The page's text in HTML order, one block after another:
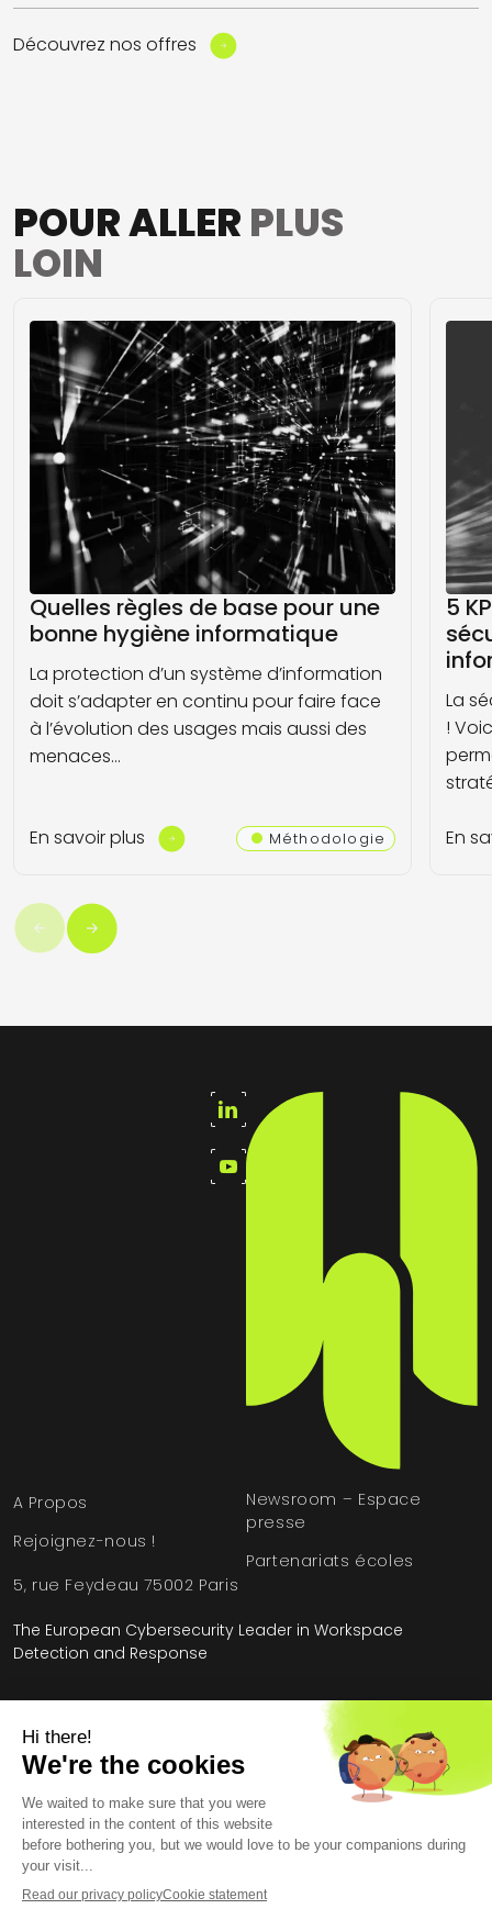
Découvrez nos offres
POUR ALLER PLUS
LOIN
Quelles règles de base pour une
bonne hygiène informatique
La protection d’un système d’information
doit s’adapter en continu pour faire face
à l’évolution des usages mais aussi des
menaces…
En savoir plus Méthodologie
5
La
!
En
A Propos
Rejoignez-nous !
Newsroom – Espace
presse
Partenariats écoles
5, rue Feydeau 75002 Paris
The European Cybersecurity Leader in Workspace
Detection and Response
Gestion de la surface d'attaque
Évaluation des vulnérabilités
Mentions légales
Conditions générales
Contrat de licence utilisateur final